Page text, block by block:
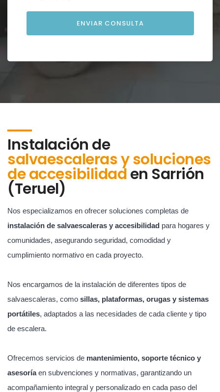
Instalación de
salvaescaleras y soluciones
de accesibilidaden Sarrión
(Teruel)
Nos especializamos en ofrecer soluciones completas de
instalación de salvaescaleras y accesibilidad para hogares y
comunidades, asegurando seguridad, comodidad y
cumplimiento normativo en cada proyecto.
Nos encargamos de la instalación de diferentes tipos de
salvaescaleras, como sillas, plataformas, orugas y sistemas
portátiles, adaptados a las necesidades de cada cliente y tipo
de escalera.
Ofrecemos servicios de mantenimiento, soporte técnico y
asesoríaen subvenciones y normativas, garantizando un
acompañamiento integral y personalizado en cada paso del